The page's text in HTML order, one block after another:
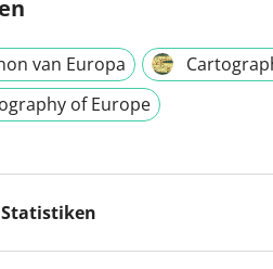
van Europa
of Europe
Statistiken